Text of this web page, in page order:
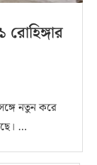
রোহিঙ্গার
নতুন করে
…